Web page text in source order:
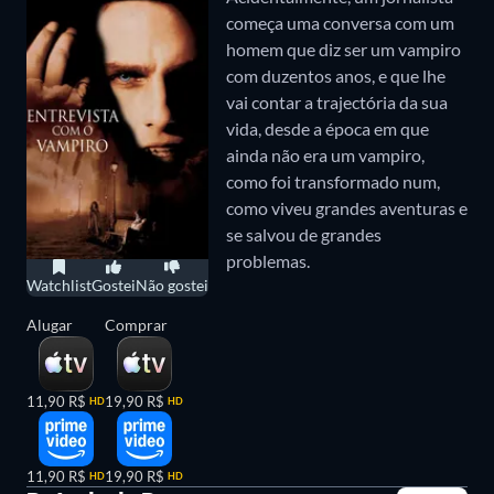
dois séculos. Contudo, o segredo se espalha e o
passado sombrio de Clara e Eleanor retorna para
assombrá-las.
Os Garotos Perdidos (1988)
Os Garotos Perdidos
se passa em Santa Carla,
cidade com muitos jovens desaparecidos, Lucy e
seus filhos, Michael e Sam, se mudam para lá. Os
motoqueiros está se transformando em vampiros.
Sam precisa agir rapidamente, pois Michael está se
apaixonando por Star, uma das criaturas, e
gradualmente se tornando um deles também.
WatchlistGosteiNão gostei
começa uma conversa com um
homem que diz ser um vampiro
com duzentos anos, e que lhe
vai contar a trajectória da sua
vida, desde a época em que
ainda não era um vampiro,
como foi transformado num,
como viveu grandes aventuras e
se salvou de grandes
problemas.
Alugar
11,90 R$ HD
11,90 R$ HD
Comprar
19,90 R$ HD
19,90 R$ HD